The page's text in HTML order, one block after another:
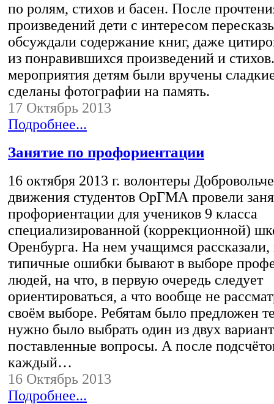
по ролям, стихов и басен. После
произведений дети с интересом
обсуждали содержание книг, даже
из понравившихся произведений и
мероприятия детям были вручены
сделаны фотографии на память.
17 Октябрь 2013
Подробнее...
Занятие по профориентации
16 октября 2013 г. волонтеры
движения студентов ОрГМА провели
профориентации для учеников 9 класса
специализированной (коррекционной)
Оренбурга. На нем учащимся рассказали,
типичные ошибки бывают в выборе
людей, на что, в первую очередь следует
ориентироваться, а что вообще не
своём выборе. Ребятам было предложен
нужно было выбрать один из двух
поставленные вопросы. А после
каждый…
16 Октябрь 2013
Подробнее...